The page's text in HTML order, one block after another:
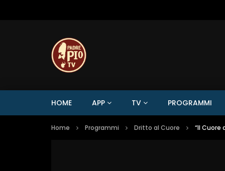
HOME APP TV PROGRAMMI
Home Programmi Dritto al Cuore “Il Cuore